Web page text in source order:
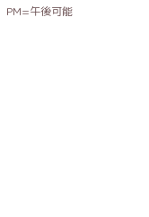
PM=午後可能